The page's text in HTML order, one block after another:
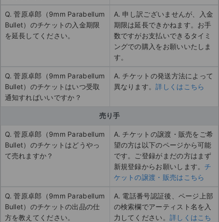
Q. 菅原卓郎（9mm Parabellum
Bullet）のチケットの入金期限
を延長してください。
A. 申し訳ございませんが、入金
期限は延長できかねます。お手
数ですがお支払いできるタイミ
ングでの購入をお願いいたしま
す。
Q. 菅原卓郎（9mm Parabellum
Bullet）のチケットはいつ受取
通知すればいいですか？
A. チケットの発送方法によって
異なります。詳しくはこちら
売り手
Q. 菅原卓郎（9mm Parabellum
Bullet）のチケットはどうやっ
て売れますか？
A. チケットの譲渡・販売をご希
望の方は以下のページから可能
です。ご登録がまだの方はまず
新規登録からお願いします。 チ
ケットの譲渡・販売はこちら
Q. 菅原卓郎（9mm Parabellum
Bullet）のチケットの出品の仕
方を教えてください。
A. 電話番号認証後、ページ上部
の検索欄でアーティスト名を入
力してください。 詳しくはこち